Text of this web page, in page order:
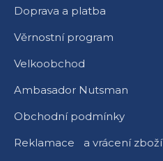
Doprava a platba
Věrnostní program
Velkoobchod
Ambasador Nutsman
Obchodní podmínky
Reklamace a vrácení zboží